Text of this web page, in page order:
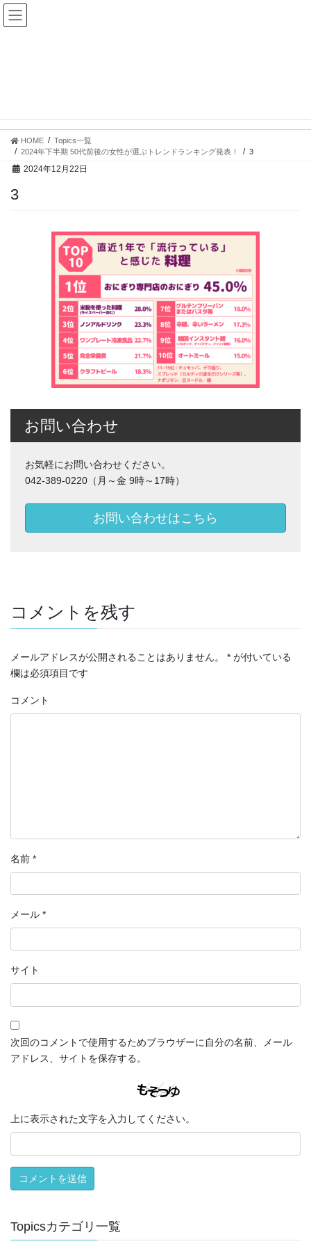
コ
ン
ッ
プ
ナ
ビ
移
動
HOME
Topics一覧
2024年下半期 50代前後の女性が選ぶトレンドランキング発表！
3
2024年12月22日
3
お問い合わせ
お気軽にお問い合わせください。
042-389-0220（月～金 9時～17時）
お問い合わせはこちら
コメントを残す
メールアドレスが公開されることはありません。 * が付いている
欄は必須項目です
コメント
名前 *
メール *
サイト
次回のコメントで使用するためブラウザーに自分の名前、メール
アドレス、サイトを保存する。
上に表示された文字を入力してください。
Topicsカテゴリ一覧